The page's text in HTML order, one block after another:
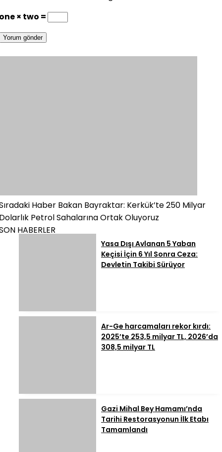
× two =
Haber Bakan Bayraktar: Kerkük’te 250 Milyar
Petrol Sahalarına Ortak Oluyoruz
HABERLER
Yasa Dışı Avlanan 5 Yaban
Keçisi İçin 6 Yıl Sonra Ceza:
Devletin Takibi Sürüyor
Ar-Ge harcamaları rekor kırdı:
2025’te 253,5 milyar TL, 2026’da
308,5 milyar TL
Gazi Mihal Bey Hamamı’nda
Tarihi Restorasyonun İlk Etabı
Tamamlandı